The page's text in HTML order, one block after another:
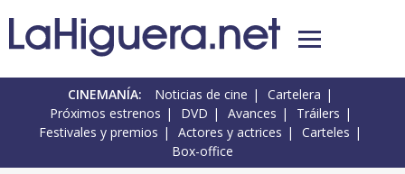
CINEMANÍA: Noticias de cine
Cartelera
Próximos estrenos
DVD Avances
Tráilers
Festivales y premios
Actores y actrices
Carteles
Box-office